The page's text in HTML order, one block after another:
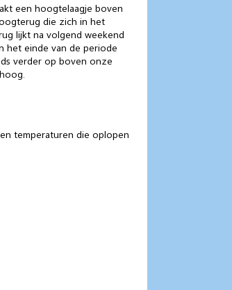
een hoogtelaagje boven
die zich in het
lijkt na volgend weekend
het einde van de periode
verder op boven onze
temperaturen die oplopen